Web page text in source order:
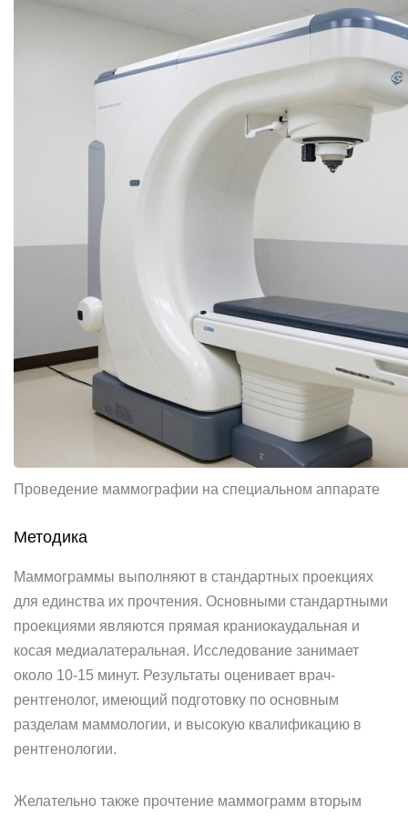
Проведение маммографии на специальном аппарате
Методика
Маммограммы выполняют в стандартных проекциях
для единства их прочтения. Основными стандартными
проекциями являются прямая краниокаудальная и
косая медиалатеральная. Исследование занимает
около 10-15 минут. Результаты оценивает врач-
рентгенолог, имеющий подготовку по основным
разделам маммологии, и высокую квалификацию в
рентгенологии.
Желательно также прочтение маммограмм вторым